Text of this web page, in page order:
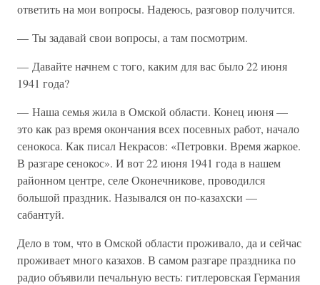
ответить на мои вопросы. Надеюсь, разговор получится.
— Ты задавай свои вопросы, а там посмотрим.
— Давайте начнем с того, каким для вас было 22 июня
1941 года?
— Наша семья жила в Омской области. Конец июня —
это как раз время окончания всех посевных работ, начало
сенокоса. Как писал Некрасов: «Петровки. Время жаркое.
В разгаре сенокос». И вот 22 июня 1941 года в нашем
районном центре, селе Оконечникове, проводился
большой праздник. Назывался он по-казахски —
сабантуй.
Дело в том, что в Омской области проживало, да и сейчас
проживает много казахов. В самом разгаре праздника по
радио объявили печальную весть: гитлеровская Германия